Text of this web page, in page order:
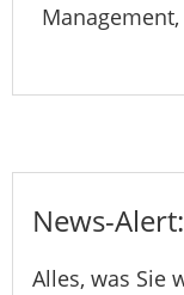
News-
Alles, was Sie